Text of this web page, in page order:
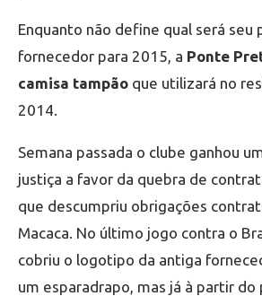
Enquanto não define qual será seu
fornecedor para 2015, a Ponte
camisa tampão que utilizará no
2014.
Semana passada o clube ganhou
justiça a favor da quebra de
que descumpriu obrigações
Macaca. No último jogo contra o
cobriu o logotipo da antiga
um esparadrapo, mas já à partir